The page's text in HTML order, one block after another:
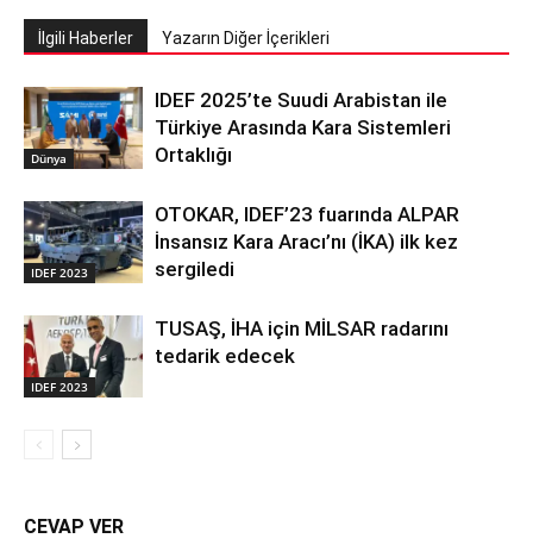
İlgili Haberler Yazarın Diğer İçerikleri
Dünya
IDEF 2025’te Suudi Arabistan ile
Türkiye Arasında Kara Sistemleri
Ortaklığı
IDEF 2023
OTOKAR, IDEF’23 fuarında ALPAR
İnsansız Kara Aracı’nı (İKA) ilk kez
sergiledi
IDEF 2023
TUSAŞ, İHA için MİLSAR radarını
tedarik edecek
CEVAP VER